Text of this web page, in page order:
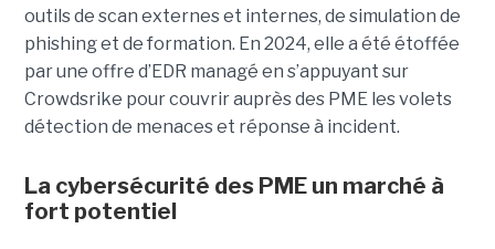
outils de scan externes et internes, de simulation de
phishing et de formation. En 2024, elle a été étoffée
par une offre d’EDR managé en s’appuyant sur
Crowdsrike pour couvrir auprès des PME les volets
détection de menaces et réponse à incident.
La cybersécurité des PME un marché à
fort potentiel